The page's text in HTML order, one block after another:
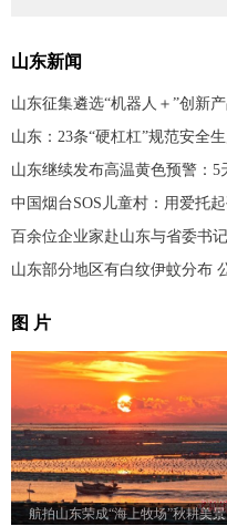
山东新闻
山东征集遴选“机器人＋”创新
山东：23条“硬杠杠”规范安全
山东继续发布高温黄色预警：
中国烟台SOS儿童村：用爱托
百余位企业家赴山东与省委书
山东部分地区有白纹伊蚊分布
图 片
航拍山东荣成“海上牧场”秋耕美景